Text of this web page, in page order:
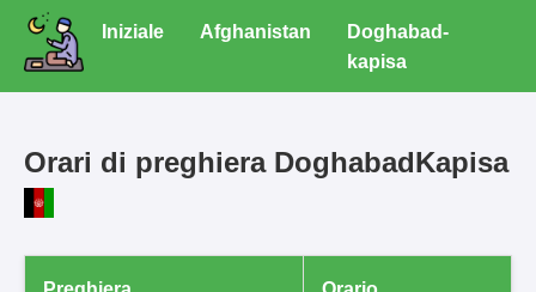
Iniziale Afghanistan
Doghabad-
kapisa
Orari di preghiera DoghabadKapisa